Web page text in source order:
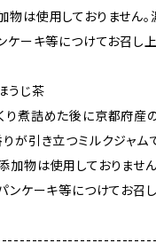
物は使用しておりません。
ケーキ等につけてお召し
うじ茶
り煮詰めた後に京都府産
りが引き立つミルクジャム
加物は使用しておりませ
ンケーキ等につけてお召